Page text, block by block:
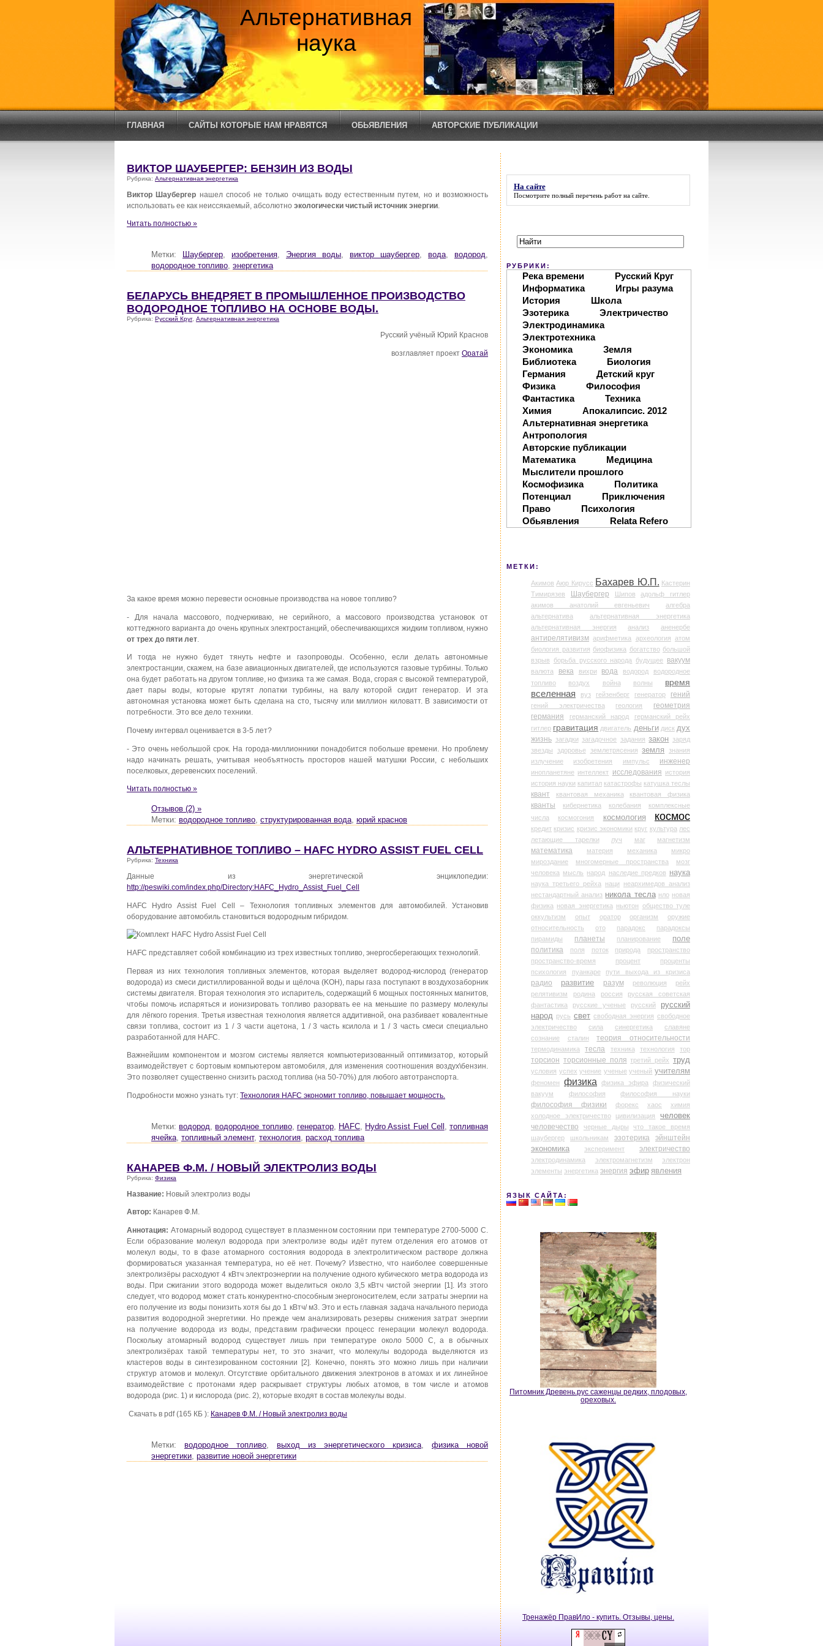
Альтернативная
наука
ГЛАВНАЯ САЙТЫ КОТОРЫЕ НАМ НРАВЯТСЯ ОБЬЯВЛЕНИЯ АВТОРСКИЕ ПУБЛИКАЦИИ
ВИКТОР ШАУБЕРГЕР: БЕНЗИН ИЗ ВОДЫ
Рубрика: Альтернативная энергетика
Виктор Шаубергер нашел способ не только очищать воду естественным путем, но и возможность
использовать ее как неиссякаемый, абсолютно экологически чистый источник энергии
Читать полностью »
Метки: Шаубергер, изобретения, Энергия воды, виктор шаубергер, вода, водород,
водородное топливо, энергетика
БЕЛАРУСЬ ВНЕДРЯЕТ В ПРОМЫШЛЕННОЕ ПРОИЗВОДСТВО
ВОДОРОДНОЕ ТОПЛИВО НА ОСНОВЕ ВОДЫ.
Рубрика: Русский Круг, Альтернативная энергетика
Русский учёный Юрий Краснов
возглавляет проект Оратай
За какое время можно перевести основные производства на новое топливо?
- Для начала массового, подчеркиваю, не серийного, а массового производства установок от
коттеджного варианта до очень крупных электростанций, обеспечивающихся жидким топливом, нужно
от трех до пяти лет
И тогда не нужно будет тянуть нефте и газопроводы. Особенно, если делать автономные
электростанции, скажем, на базе авиационных двигателей, где используются газовые турбины. Только
она будет работать на другом топливе, но физика та же самая. Вода, сгорая с высокой температурой,
дает пары воды, которые крутят лопатки турбины, на валу которой сидит генератор. И эта
автономная установка может быть сделана на сто, тысячу или миллион киловатт. В зависимости от
потребности. Это все дело техники.
Почему интервал оценивается в 3-5 лет?
- Это очень небольшой срок. На города-миллионники понадобится побольше времени. Но проблему
надо начинать решать, учитывая необъятность просторов нашей матушки России, с небольших
поселковых, деревенских поселений.
Читать полностью »
Отзывов (2) »
Метки: водородное топливо, структурированная вода, юрий краснов
АЛЬТЕРНАТИВНОЕ ТОПЛИВО – HAFC HYDRO ASSIST FUEL CELL
Рубрика: Техника
Данные из энергетической энциклопедии:
http://peswiki.com/index.php/Directory:HAFC_Hydro_Assist_Fuel_Cell
HAFC Hydro Assist Fuel Cell – Технология топливных элементов для автомобилей. Установив
оборудование автомобиль становиться водородным гибридом.
HAFC представляет собой комбинацию из трех известных топливо, энергосберегающих технологий.
Первая из них технология топливных элементов, которая выделяет водород-кислород (генератор
водорода) из смеси дистиллированной воды и щёлоча (KOH), пары газа поступают в воздухозаборник
системы двигателя. Вторая технология это испаритель, содержащий 6 мощных постоянных магнитов,
чтобы помочь испаряться и ионизировать топливо разорвать ее на меньшие по размеру молекулы
для лёгкого горения. Третья известная технология является аддитивной, она разбивает ковалентные
связи топлива, состоит из 1 / 3 части ацетона, 1 / 3 часть ксилола и 1 / 3 часть смеси специально
разработанной для HAFC.
Важнейшим компонентом и мозгом системы является компьютеризованный оптимизатор, который
взаимодействует с бортовым компьютером автомобиля, для изменения соотношения воздух\бензин.
Это позволяет существенно снизить расход топлива (на 50-70%) для любого автотранспорта.
Подробности можно узнать тут: Технология HAFC экономит топливо, повышает мощность.
Метки:водород,водородное топливо, генератор, HAFC, Hydro Assist Fuel Cell ,топливная
ячейка, топливный элемент, технология, расход топлива
КАНАРЕВ Ф.М. / НОВЫЙ ЭЛЕКТРОЛИЗ ВОДЫ
Рубрика: Физика
Название: Новый электролиз воды
Автор: Канарев Ф.М.
Аннотация: Атомарный водород существует в плазменном состоянии при температуре 2700-5000 С.
Если образование молекул водорода при электролизе воды идёт путем отделения его атомов от
молекул воды, то в фазе атомарного состояния водорода в электролитическом растворе должна
формироваться указанная температура, но её нет. Почему? Известно, что наиболее совершенные
электролизёры расходуют 4 кВтч электроэнергии на получение одного кубического метра водорода из
воды. При сжигании этого водорода может выделиться около 3,5 кВтч чистой энергии [1]. Из этого
следует, что водород может стать конкурентно-способным энергоносителем, если затраты энергии на
его получение из воды понизить хотя бы до 1 кВтч/ м3. Это и есть главная задача начального периода
развития водородной энергетики. Но прежде чем анализировать резервы снижения затрат энергии
на получение водорода из воды, представим графически процесс генерации молекул водорода.
Поскольку атомарный водород существует лишь при температуре около 5000 С, а в обычных
электролизёрах такой температуры нет, то это значит, что молекулы водорода выделяются из
кластеров воды в синтезированном состоянии [2]. Конечно, понять это можно лишь при наличии
структур атомов и молекул. Отсутствие орбитального движения электронов в атомах и их линейное
взаимодействие с протонами ядер раскрывает структуры любых атомов, в том числе и атомов
водорода (рис. 1) и кислорода (рис. 2), которые входят в состав молекулы воды.
Скачать в pdf (165 КБ ): Канарев Ф.М. / Новый электролиз воды
Метки: водородное топливо выход из энергетического кризиса
физика новой
энергетики развитие новой энергетики
На сайте
Посмотрите полный перечень работ на сайте.
РУБРИКИ:
Река времени
Русский Круг
Информатика
Игры разума
История
Школа
Эзотерика
Электричество
Электродинамика
Электротехника
Экономика
Земля
Библиотека
Биология
Германия
Детский круг
Физика
Философия
Фантастика
Техника
Химия
Апокалипсис. 2012
Альтернативная энергетика
Антропология
Авторские публикации
Математика
Медицина
Мыслители прошлого
Космофизика
Политика
Потенциал
Приключения
Право
Психология
Обьявления
Relata Refero
МЕТКИ:
Акимов Аюр Кирусс Бахарев Ю.П. Кастерин
Тимирязев
Шаубергер Шипов
адольф гитлер
акимов анатолий евгеньевич
алгебра
альтернатива
альтернативная энергетика
альтернативная энергия
анализ аненербе
антирелятивизм арифметика археология атом
биология развития биофизика богатство большой
взрыв
борьба русского народа будущее вакуум
валюта века вихри вода водород
водородное
топливо
воздух война волны
время
вселенная
вуз гейзенберг генератор гений
гений электричества геология
геометрия
германия
германский народ
германский рейх
гитлер гравитация двигатель деньги диск дух
жизнь загадки загадочное задания закон заряд
звезды
здоровье землетрясения земля
знания
излучение
изобретения импульс инженер
инопланетяне интеллект исследования история
история науки капитал катастрофы катушка теслы
квант квантовая механика квантовая физика
кванты кибернетика колебания
комплексные
числа
космогония космология космос
кредит кризис кризис экономики круг культура лес
летающие тарелки
луч маг магнетизм
математика материя механика
микро
мироздание
многомерные пространства
мозг
человека мысль народ наследие предков наука
наука третьего рейха наци
неархимедов анализ
нестандартный анализ никола тесла нло новая
физика новая энергетика ньютон общество туле
оккультизм
опыт оратор организм
оружие
относительность
ото парадокс
парадоксы
пирамиды
планеты планирование
поле
политика
поля поток природа
пространство
пространство-время
процент
проценты
психология
пуанкаре пути выхода из кризиса
радио развитие разум революция
рейх
релятивизм
родина россия
русская советская
фантастика
русские ученые русский
русский
народ русь свет свободная энергия свободное
электричество
сила синергетика
славяне
сознание
сталин теория относительности
термодинамика тесла техника технология тор
торсион торсионные поля третий рейх труд
условия успех учение ученые ученый учителям
феномен физика физика эфира
физический
вакуум
философия философия науки
философия физики форекс хаос
химия
холодное электричество
цивилизация человек
человечество черные дыры
что такое время
шаубергер
школьникам эзотерика
эйнштейн
экономика
эксперимент электричество
электродинамика электромагнетизм
электрон
элементы энергетика энергия эфир явления
ЯЗЫК САЙТА:
Питомник Древень.рус саженцы редких, плодовых,
ореховых.
Тренажёр ПравИло - купить. Отзывы, цены.